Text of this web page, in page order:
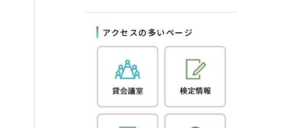
アクセスの多いページ